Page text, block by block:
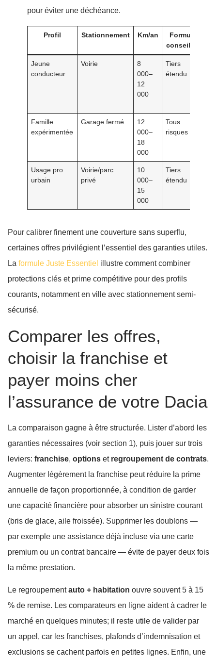
pour éviter une déchéance.
Profil Stationnement Km/an
Formule
conseillée
Jeune
conducteur
Voirie
8
000–
12
000
Tiers
étendu
Famille
expérimentée
Garage fermé
12
000–
18
000
Tous
risques
Usage pro
urbain
Voirie/parc
privé
10
000–
15
000
Tiers
étendu
Pour calibrer finement une couverture sans superflu,
certaines offres privilégient l’essentiel des garanties utiles.
La formule Juste Essentiel illustre comment combiner
protections clés et prime compétitive pour des profils
courants, notamment en ville avec stationnement semi-
sécurisé.
Comparer les offres,
choisir la franchise et
payer moins cher
l’assurance de votre Dacia
La comparaison gagne à être structurée. Lister d’abord les
garanties nécessaires (voir section 1), puis jouer sur trois
leviers: franchise, options et regroupement de contrats.
Augmenter légèrement la franchise peut réduire la prime
annuelle de façon proportionnée, à condition de garder
une capacité financière pour absorber un sinistre courant
(bris de glace, aile froissée). Supprimer les doublons —
par exemple une assistance déjà incluse via une carte
premium ou un contrat bancaire — évite de payer deux fois
la même prestation.
Le regroupementauto + habitation ouvre souvent 5 à 15
% de remise. Les comparateurs en ligne aident à cadrer le
marché en quelques minutes; il reste utile de valider par
un appel, car les franchises, plafonds d’indemnisation et
exclusions se cachent parfois en petites lignes. Enfin, une